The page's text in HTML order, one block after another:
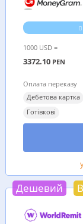
1000 USD =
3372.10 PEN
Оплата переказу
Дебетова картка
Готівкові
Дешевий